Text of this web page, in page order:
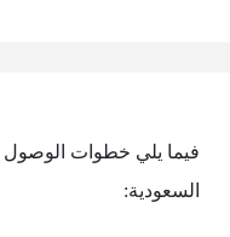
فيما يلي خطوات الوصول
السعودية: